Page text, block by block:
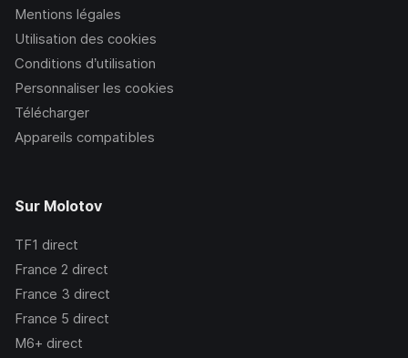
Mentions légales
Utilisation des cookies
Conditions d’utilisation
Personnaliser les cookies
Télécharger
Appareils compatibles
Sur Molotov
TF1 direct
France 2 direct
France 3 direct
France 5 direct
M6+ direct